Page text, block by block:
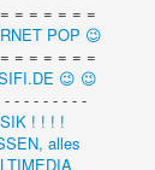
= = = = = =
POP 😉
= = = = = =
😉 😉
- - - - - - - -
! ! ! !
alles